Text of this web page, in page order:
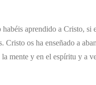
aprendido a Cristo,
Cristo os ha enseñado a
mente y en el espíritu y a